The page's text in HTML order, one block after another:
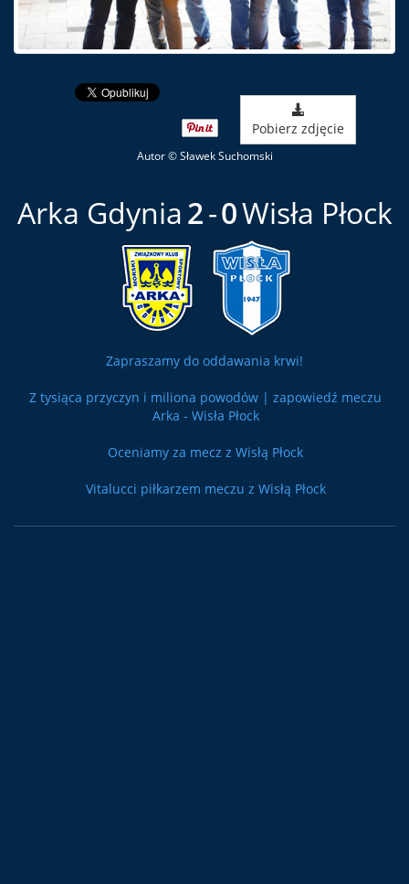
Pobierz zdjęcie
Autor © Sławek Suchomski
Arka Gdynia2 0Wisła Płock
Zapraszamy do oddawania krwi!
Z tysiąca przyczyn i miliona powodów | zapowiedź meczu
Arka - Wisła Płock
Oceniamy za mecz z Wisłą Płock
Vitalucci piłkarzem meczu z Wisłą Płock